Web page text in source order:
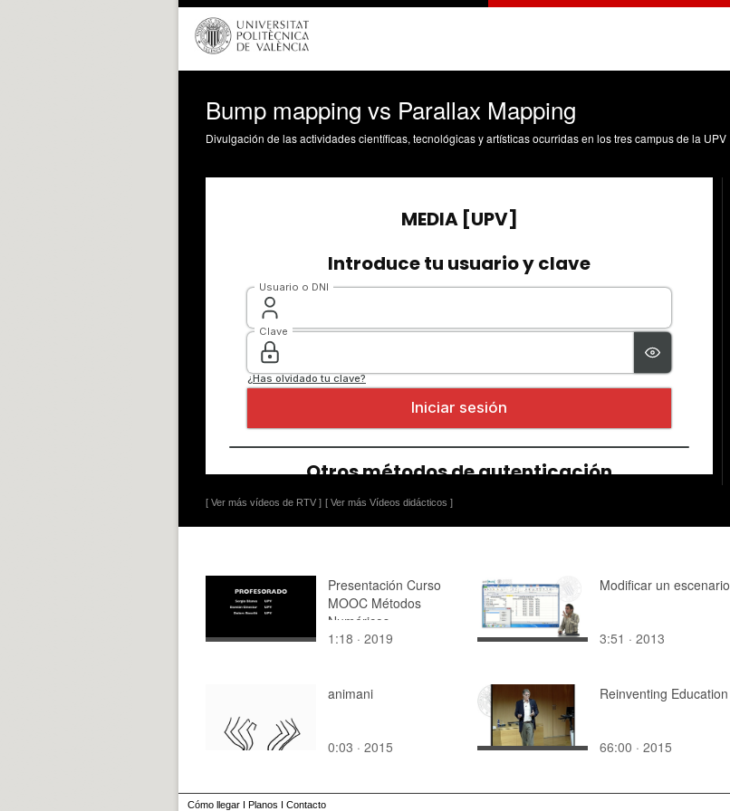
Bump mapping vs Parallax Mapping
Divulgación de las actividades científicas, tecnológicas y artísticas ocurridas en los tres campus de la UPV
[ Ver más vídeos de RTV ] [ Ver más Vídeos didácticos ]
Presentación Curso
MOOC Métodos
Numéricos
1:18 · 2019
Modificar un escenario
3:51 · 2013
animani
0:03 · 2015
Reinventing Education
66:00 · 2015
Cómo llegar I Planos I Contacto